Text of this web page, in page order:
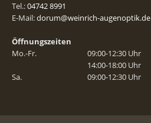
Tel.:04742 8991
E-Mail:dorum@weinrich-augenoptik.de
Öffnungszeiten
Mo.-Fr.
09:00-12:30 Uhr
14:00-18:00 Uhr
Sa.
09:00-12:30 Uhr